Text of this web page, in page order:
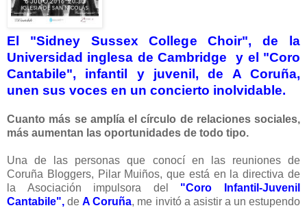
El "Sidney Sussex College Choir", de la
Universidad inglesa de Cambridge y el "Coro
Cantabile", infantil y juvenil, de A Coruña,
unen sus voces en un concierto inolvidable.
Cuanto más se amplía el círculo de relaciones sociales,
más aumentan las oportunidades de todo tipo.
Una de las personas que conocí en las reuniones de
Coruña Bloggers, Pilar Muiños, que está en la directiva de
la Asociación impulsora del "Coro Infantil-Juvenil
Cantabile", deA Coruña, me invitó a asistir a un estupendo